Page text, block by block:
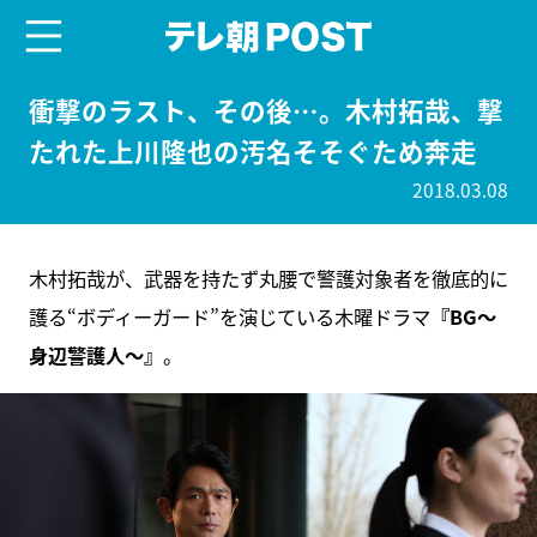
衝撃のラスト、その後…。木村拓哉、撃
たれた上川隆也の汚名そそぐため奔走
2018.03.08
木村拓哉が、武器を持たず丸腰で警護対象者を徹底的に
護る“ボディーガード”を演じている木曜ドラマ 『BG～
身辺警護人～』 。